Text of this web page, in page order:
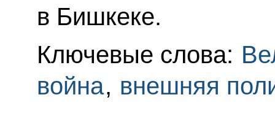
в Бишкеке.
Ключевые слова:
война, внешняя